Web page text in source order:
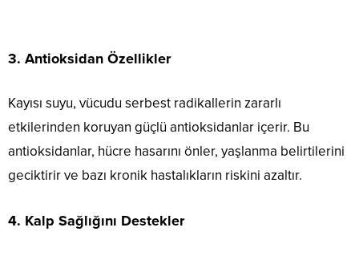
3. Antioksidan Özellikler
Kayısı suyu, vücudu serbest radikallerin zararlı
etkilerinden koruyan güçlü antioksidanlar içerir. Bu
antioksidanlar, hücre hasarını önler, yaşlanma belirtilerini
geciktirir ve bazı kronik hastalıkların riskini azaltır.
4. Kalp Sağlığını Destekler